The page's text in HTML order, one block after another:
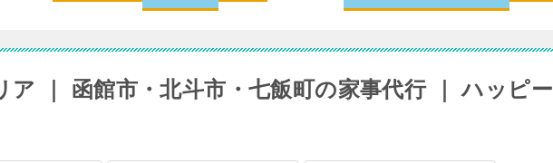
ア ｜ 函館市・北斗市・七飯町の家事代行 ｜ ハッピー